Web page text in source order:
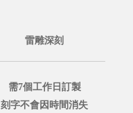
雷雕深刻
需7個工作日訂製
刻字不會因時間消失